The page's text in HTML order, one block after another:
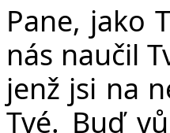
Pane, jako
nás naučil
jenž jsi na
Tvé. Buďvů